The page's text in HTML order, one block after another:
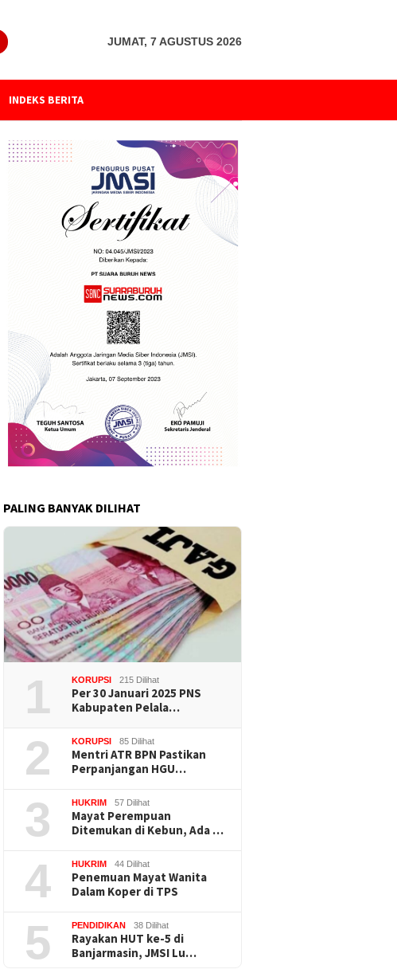
JUMAT, 7 AGUSTUS 2026
INDEKS BERITA
PALING BANYAK DILIHAT
1 KORUPSI 215 Dilihat
Per 30 Januari 2025 PNS
Kabupaten Pelala…
2 KORUPSI 85 Dilihat
Mentri ATR BPN Pastikan
Perpanjangan HGU…
3 HUKRIM 57 Dilihat
Mayat Perempuan
Ditemukan di Kebun, Ada …
4 HUKRIM 44 Dilihat
Penemuan Mayat Wanita
Dalam Koper di TPS
5 PENDIDIKAN 38 Dilihat
Rayakan HUT ke-5 di
Banjarmasin, JMSI Lu…